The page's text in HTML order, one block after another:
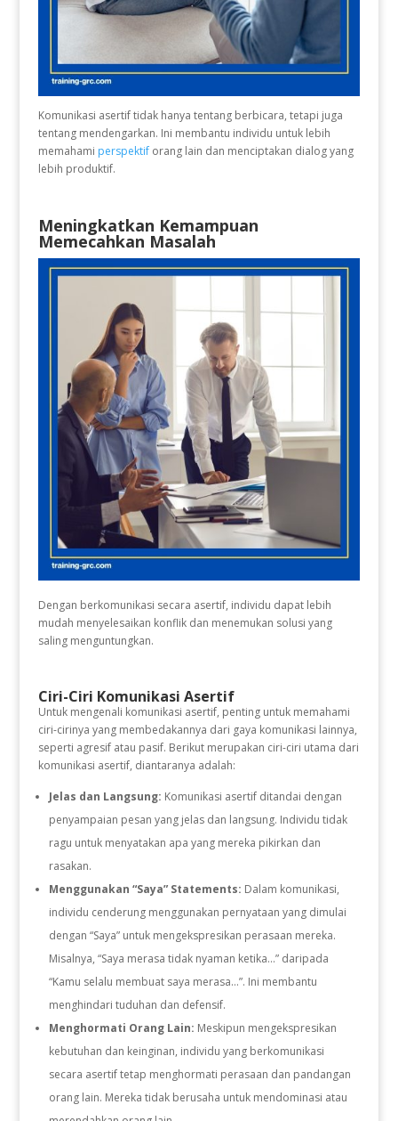
Komunikasi asertif tidak hanya tentang berbicara, tetapi juga
tentang mendengarkan. Ini membantu individu untuk lebih
memahami perspektiforang lain dan menciptakan dialog yang
lebih produktif.
Meningkatkan Kemampuan
Memecahkan Masalah
Dengan berkomunikasi secara asertif, individu dapat lebih
mudah menyelesaikan konflik dan menemukan solusi yang
saling menguntungkan.
Ciri-Ciri Komunikasi Asertif
Untuk mengenali komunikasi asertif, penting untuk memahami
ciri-cirinya yang membedakannya dari gaya komunikasi lainnya,
seperti agresif atau pasif. Berikut merupakan ciri-ciri utama dari
komunikasi asertif, diantaranya adalah:
Jelas dan Langsung: Komunikasi asertif ditandai dengan
penyampaian pesan yang jelas dan langsung. Individu tidak
ragu untuk menyatakan apa yang mereka pikirkan dan
rasakan.
Menggunakan “Saya” Statements: Dalam komunikasi,
individu cenderung menggunakan pernyataan yang dimulai
dengan “Saya” untuk mengekspresikan perasaan mereka.
Misalnya, “Saya merasa tidak nyaman ketika…” daripada
“Kamu selalu membuat saya merasa…”. Ini membantu
menghindari tuduhan dan defensif.
Menghormati Orang Lain: Meskipun mengekspresikan
kebutuhan dan keinginan, individu yang berkomunikasi
secara asertif tetap menghormati perasaan dan pandangan
orang lain. Mereka tidak berusaha untuk mendominasi atau